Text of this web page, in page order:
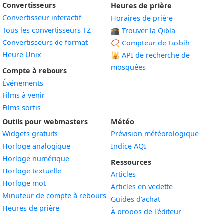
Convertisseurs
Convertisseur interactif
Tous les convertisseurs TZ
Convertisseurs de format
Heure Unix
Compte à rebours
Événements
Films à venir
Films sortis
Heures de prière
Horaires de prière
🕋 Trouver la Qibla
📿 Compteur de Tasbih
🕌 API de recherche de
mosquées
Outils pour webmasters
Widgets gratuits
Horloge analogiqueWidget
Horloge numériqueWidget
Horloge textuelleWidget
Horloge motWidget
Minuteur de compte à rebours Widget
Heures de prièreWidget
Météo
Prévision météorologique
Indice AQI
Ressources
Articles
Articles en vedette
Guides d'achat
À propos de l'éditeur